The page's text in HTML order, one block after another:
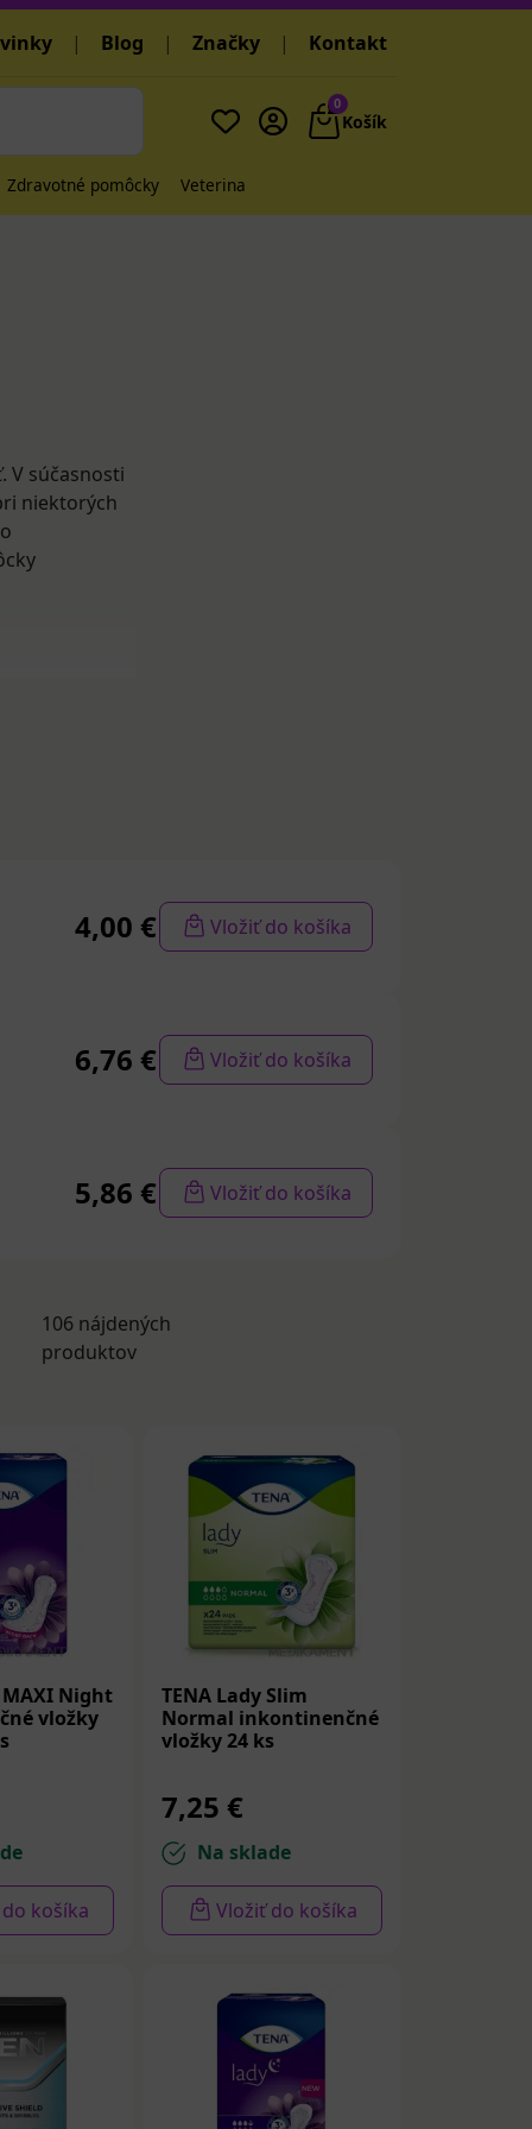
| Blog | Značky | Kontakt
0
Košík
Zdravotné pomôcky Veterina
V súčasnosti
niektorých
pre ženy aj
silnejšou
vhodné
svalov a
pre
pása,
urológ,
2. stupňa je
4,00 € Vložiť do košíka
6,76 € Vložiť do košíka
5,86 € Vložiť do košíka
106 nájdených
produktov
MAXI Night
vložky
košíka
TENA Lady Slim
Normal inkontinenčné
vložky 24 ks
7,25 €
Na sklade
Vložiť do košíka